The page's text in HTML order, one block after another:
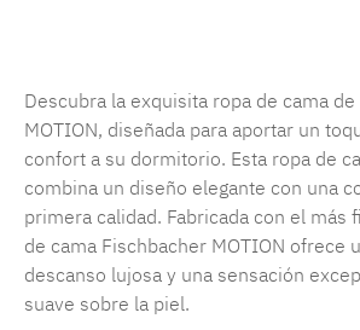
Descubra la exquisita ropa de cama
MOTION, diseñada para aportar un
confort a su dormitorio. Esta ropa de
combina un diseño elegante con una
primera calidad. Fabricada con el más
de cama Fischbacher MOTION ofrece
descanso lujosa y una sensación
suave sobre la piel.